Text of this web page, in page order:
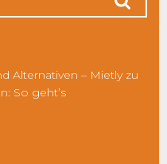
Alternativen – Mietlyzu
So geht’s